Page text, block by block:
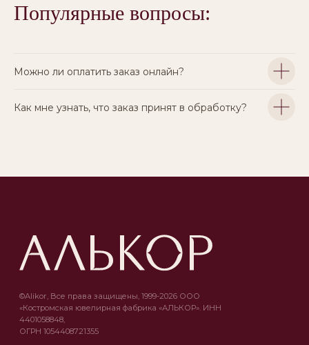
Популярные вопросы:
Можно ли оплатить заказ онлайн?
Как мне узнать, что заказ принят в обработку?